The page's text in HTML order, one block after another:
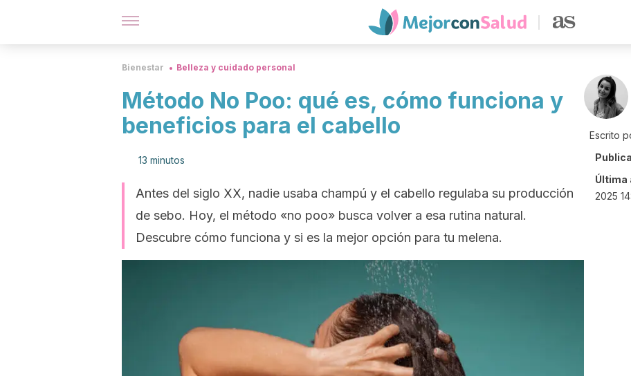
Bienestar Belleza y cuidado personal
Método No Poo: qué es, cómo funciona y
beneficios para el cabello
13 minutos
Antes del siglo XX, nadie usaba champú y el cabello regulaba su producción
de sebo. Hoy, el método «no poo» busca volver a esa rutina natural.
Descubre cómo funciona y si es la mejor opción para tu melena.
Escrito
Última
2025